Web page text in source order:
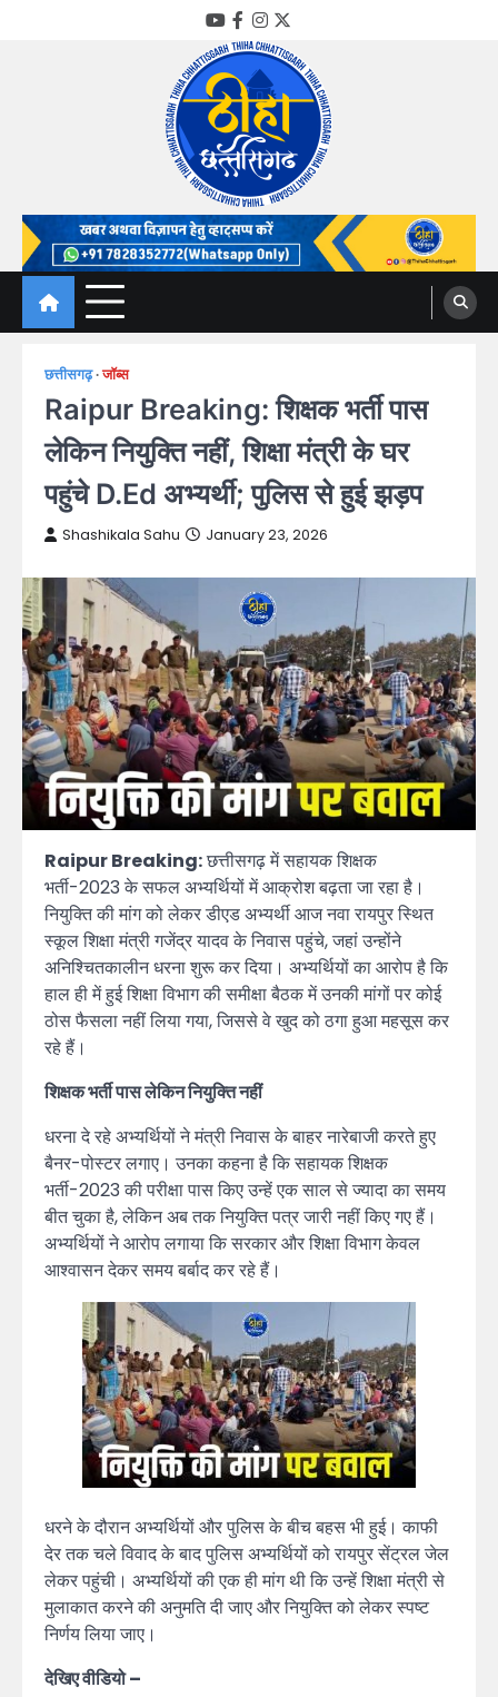
YouTube
Facebook
Instagram
Twitter
Thiha Chhattisgarh
गोठ जन-जन के
छत्तीसगढ़ जॉब्स
Raipur Breaking: शिक्षक भर्ती पास
लेकिन नियुक्ति नहीं, शिक्षा मंत्री के घर
पहुंचे D.Ed अभ्यर्थी; पुलिस से हुई झड़प
Shashikala Sahu January 23, 2026
Raipur Breaking:छत्तीसगढ़ में सहायक शिक्षक
भर्ती-2023 के सफल अभ्यर्थियों में आक्रोश बढ़ता जा रहा है।
नियुक्ति की मांग को लेकर डीएड अभ्यर्थी आज नवा रायपुर स्थित
स्कूल शिक्षा मंत्री गजेंद्र यादव के निवास पहुंचे, जहां उन्होंने
अनिश्चितकालीन धरना शुरू कर दिया। अभ्यर्थियों का आरोप है कि
हाल ही में हुई शिक्षा विभाग की समीक्षा बैठक में उनकी मांगों पर कोई
ठोस फैसला नहीं लिया गया, जिससे वे खुद को ठगा हुआ महसूस कर
रहे हैं।
शिक्षक भर्ती पास लेकिन नियुक्ति नहीं
धरना दे रहे अभ्यर्थियों ने मंत्री निवास के बाहर नारेबाजी करते हुए
बैनर-पोस्टर लगाए। उनका कहना है कि सहायक शिक्षक
भर्ती-2023 की परीक्षा पास किए उन्हें एक साल से ज्यादा का समय
बीत चुका है, लेकिन अब तक नियुक्ति पत्र जारी नहीं किए गए हैं।
अभ्यर्थियों ने आरोप लगाया कि सरकार और शिक्षा विभाग केवल
आश्वासन देकर समय बर्बाद कर रहे हैं।
धरने के दौरान अभ्यर्थियों और पुलिस के बीच बहस भी हुई। काफी
देर तक चले विवाद के बाद पुलिस अभ्यर्थियों को रायपुर सेंट्रल जेल
लेकर पहुंची। अभ्यर्थियों की एक ही मांग थी कि उन्हें शिक्षा मंत्री से
मुलाकात करने की अनुमति दी जाए और नियुक्ति को लेकर स्पष्ट
निर्णय लिया जाए।
देखिए वीडियो –